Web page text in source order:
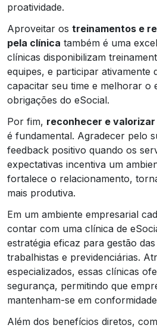
proatividade.
Aproveitar os treinamentos e
pela clínica também é uma
clínicas disponibilizam
equipes, e participar ativamente
capacitar seu time e melhorar o
obrigações do eSocial.
Por fim, reconhecer e
é fundamental. Agradecer pelo
feedback positivo quando os
expectativas incentiva um
fortalece o relacionamento,
mais produtiva.
Em um ambiente empresarial
contar com uma clínica de
estratégia eficaz para gestão
trabalhistas e previdenciárias.
especializados, essas clínicas
segurança, permitindo que
mantenham-se em
Além dos benefícios diretos,